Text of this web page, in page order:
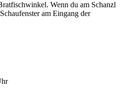
Wenn du am Schanzl
am Eingang der